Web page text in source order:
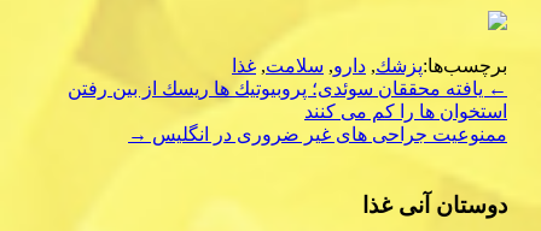
برچسب‌ها:پزشك, دارو, سلامت, غذا
Post
navigation
← یافته محققان سوئدی؛ پروبیوتیك ها ریسك از بین رفتن
استخوان ها را كم می كنند
ممنوعیت جراحی های غیر ضروری در انگلیس →
دوستان آنی غذا